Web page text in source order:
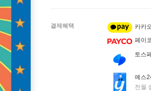
결제혜택 카카
페이
토스
예스
전월